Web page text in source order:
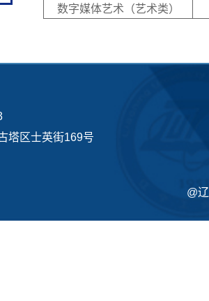
数字媒体艺术（艺术类）
塔区士英街169号
@